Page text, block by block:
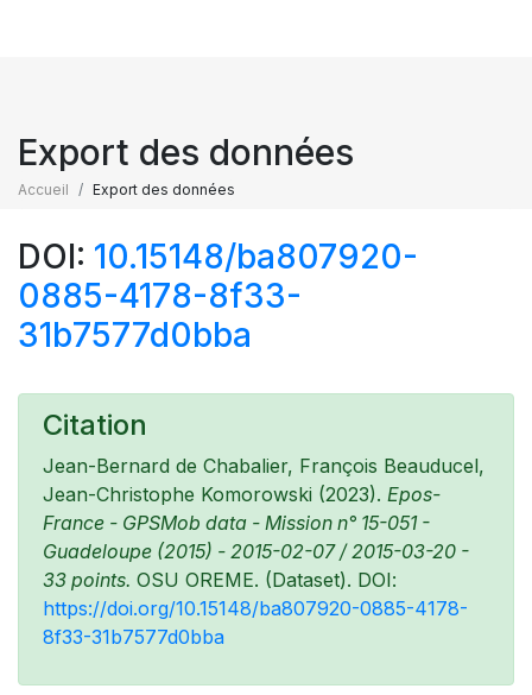
Export des données
Accueil Export des données
DOI: 10.15148/ba807920-
0885-4178-8f33-
31b7577d0bba
Citation
Jean-Bernard de Chabalier, François Beauducel,
Jean-Christophe Komorowski (2023). Epos-
France - GPSMob data - Mission n° 15-051 -
Guadeloupe (2015) - 2015-02-07 / 2015-03-20 -
33 points. OSU OREME. (Dataset). DOI:
https://doi.org/10.15148/ba807920-0885-4178-
8f33-31b7577d0bba